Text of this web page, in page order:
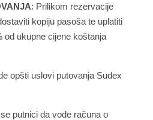
: Prilikom rezervacije
kopiju pasoša te uplatiti
od ukupne cijene koštanja
opšti uslovi putovanja Sudex
putnici da vode računa o